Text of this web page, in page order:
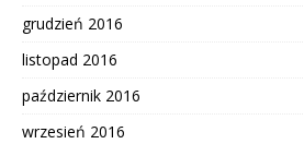
grudzień 2016
listopad 2016
październik 2016
wrzesień 2016